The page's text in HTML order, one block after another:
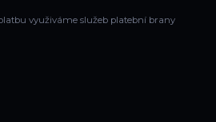
využiváme služeb platební brany